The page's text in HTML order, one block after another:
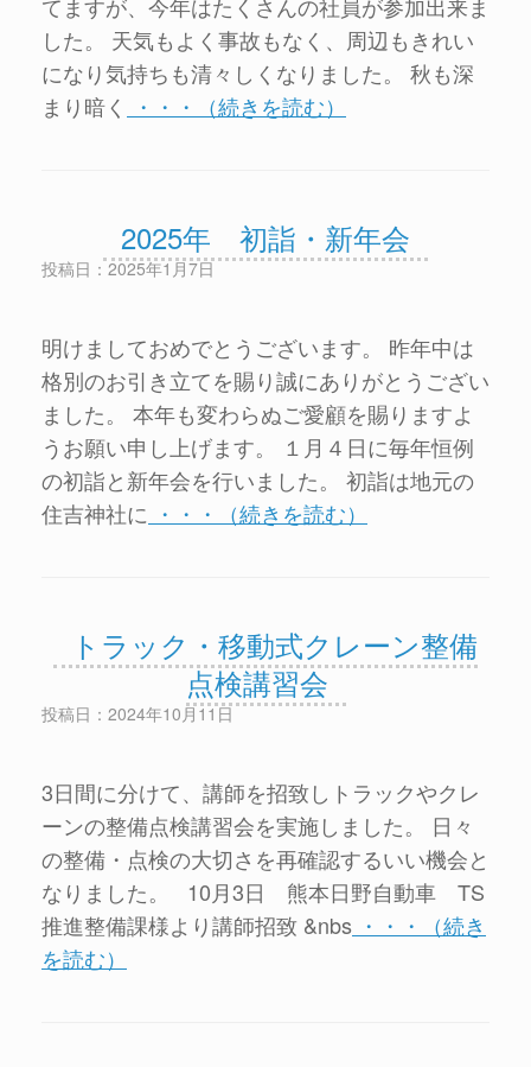
した。 天気もよく事故もなく、周辺もきれい
になり気持ちも清々しくなりました。 秋も深
まり暗く
・・・（続きを読む）
2025年 初詣・新年会
投稿日：2025年1月7日
明けましておめでとうございます。 昨年中は
格別のお引き立てを賜り誠にありがとうござい
ました。 本年も変わらぬご愛顧を賜りますよ
うお願い申し上げます。 １月４日に毎年恒例
の初詣と新年会を行いました。 初詣は地元の
住吉神社に ・・・（続きを読む）
トラック・移動式クレーン整備
点検講習会
投稿日：2024年10月11日
3日間に分けて、講師を招致しトラックやクレ
ーンの整備点検講習会を実施しました。 日々
の整備・点検の大切さを再確認するいい機会と
なりました。 10月3日 熊本日野自動車 TS
推進整備課様より講師招致 &nbs ・・・（続き
を読む）